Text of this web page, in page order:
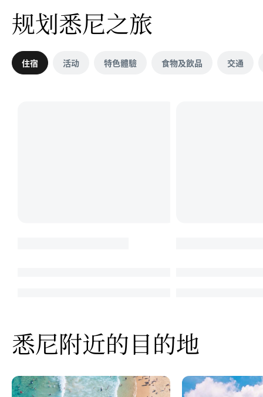
规划悉尼之旅
住宿 活动 特色體驗 食物及飲品 交通
悉尼附近的目的地